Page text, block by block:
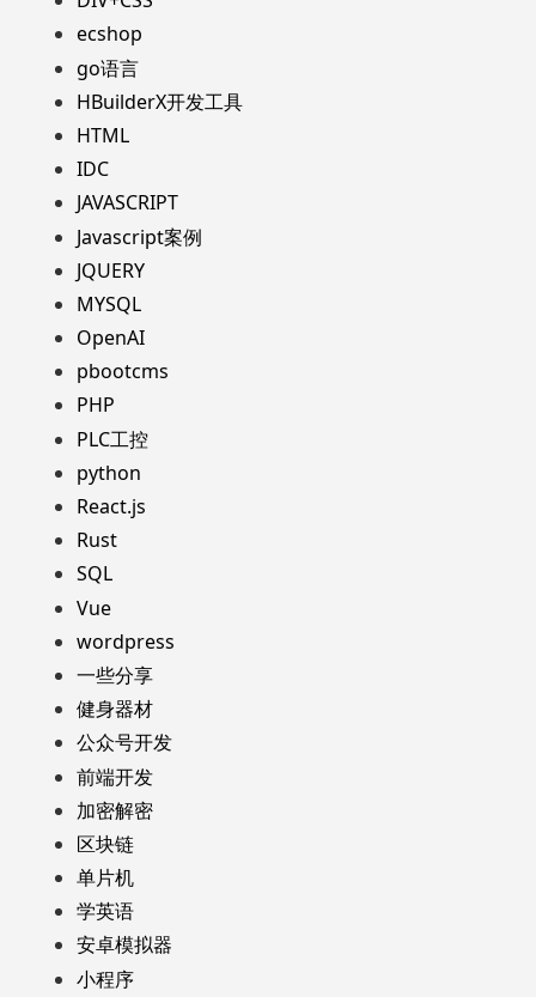
ecshop
go语言
HBuilderX开发工具
HTML
IDC
JAVASCRIPT
Javascript案例
JQUERY
MYSQL
OpenAI
pbootcms
PHP
PLC工控
python
React.js
Rust
SQL
Vue
wordpress
一些分享
健身器材
公众号开发
前端开发
加密解密
区块链
单片机
学英语
安卓模拟器
小程序